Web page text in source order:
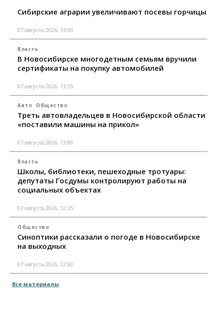
Сибирские аграрии увеличивают посевы горчицы
07 августа 2026, 14:00
Власть
В Новосибирске многодетным семьям вручили
сертификаты на покупку автомобилей
07 августа 2026, 13:55
Авто Общество
Треть автовладельцев в Новосибирской области
«поставили машины на прикол»
07 августа 2026, 13:00
Власть
Школы, библиотеки, пешеходные тротуары:
депутаты Госдумы контролируют работы на
социальных объектах
07 августа 2026, 12:35
Общество
Синоптики рассказали о погоде в Новосибирске
на выходных
07 августа 2026, 12:00
Все материалы